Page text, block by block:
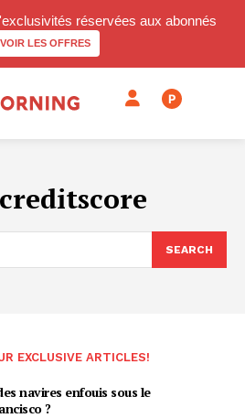
réservées aux abonnés
VOIR LES OFFRES
P
creditscore
SEARCH
EXCLUSIVE ARTICLES!
navires enfouis sous le
?